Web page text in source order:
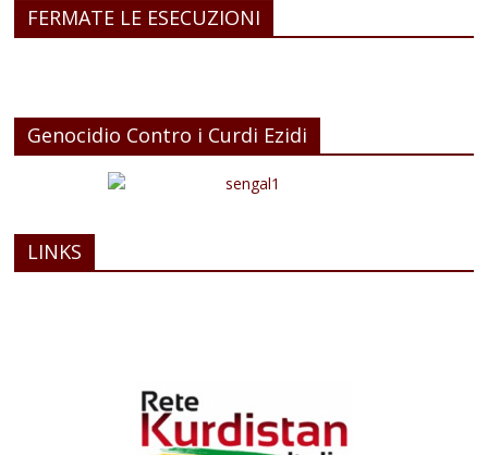
FERMATE LE ESECUZIONI
Genocidio Contro i Curdi Ezidi
LINKS